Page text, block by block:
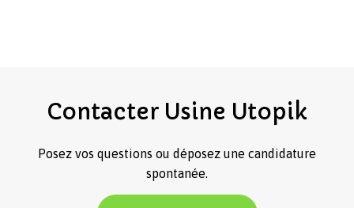
Contacter Usine Utopik
Posez vos questions ou déposez une candidature
spontanée.